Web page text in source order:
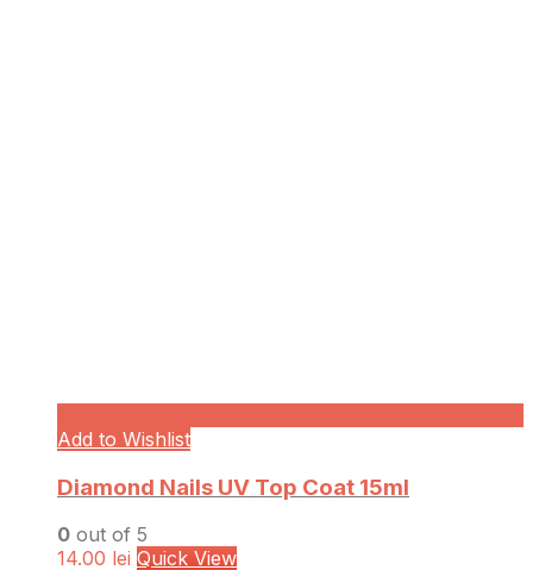
Add to Wishlist
Diamond Nails UV Top Coat 15ml
0 out of 5
14.00 lei Quick View